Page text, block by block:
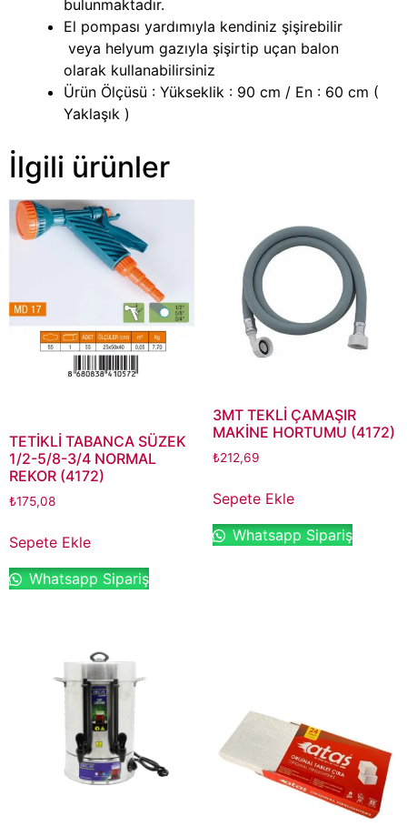
bulunmaktadır.
El pompası yardımıyla kendiniz şişirebilir
veya helyum gazıyla şişirtip uçan balon
olarak kullanabilirsiniz
Ürün Ölçüsü : Yükseklik : 90 cm / En : 60 cm (
Yaklaşık )
İlgili ürünler
TETİKLİ TABANCA SÜZEK
1/2-5/8-3/4 NORMAL
REKOR (4172)
₺175,08
Sepete Ekle
Whatsapp Sipariş
3MT TEKLİ ÇAMAŞIR
MAKİNE HORTUMU (4172)
₺212,69
Sepete Ekle
Whatsapp Sipariş